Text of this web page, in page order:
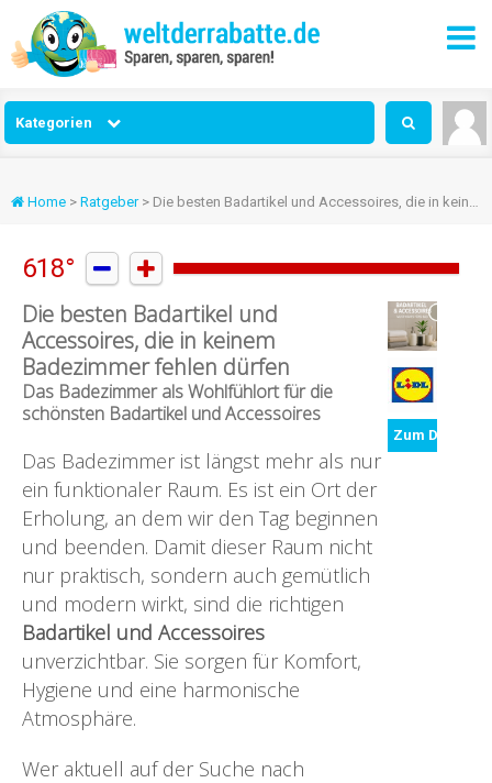
Kategorien
Home > Ratgeber> Die besten Badartikel und Accessoires, die in keinem Badezimmer fehlen dürfen
618°  
Die besten Badartikel und
Accessoires, die in keinem
Badezimmer fehlen dürfen
Das Badezimmer als Wohlfühlort für die
schönsten Badartikel und Accessoires
Das Badezimmer ist längst mehr als nur
ein funktionaler Raum. Es ist ein Ort der
Erholung, an dem wir den Tag beginnen
und beenden. Damit dieser Raum nicht
nur praktisch, sondern auch gemütlich
und modern wirkt, sind die richtigen
Badartikel und Accessoires
unverzichtbar. Sie sorgen für Komfort,
Hygiene und eine harmonische
Atmosphäre.
Wer aktuell auf der Suche nach
Zum Deal